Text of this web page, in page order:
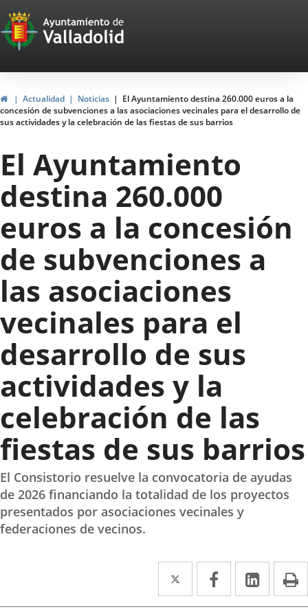
Portal
Web
del
Ayuntamiento
de
Valladolid
InicioActualidad Noticias
El Ayuntamiento destina 260.000 euros a la
concesión de subvenciones a las asociaciones vecinales para el desarrollo de
sus actividades y la celebración de las fiestas de sus barrios
El Ayuntamiento
destina 260.000
euros a la concesión
de subvenciones a
las asociaciones
vecinales para el
desarrollo de sus
actividades y la
celebración de las
fiestas de sus barrios
El Consistorio resuelve la convocatoria de ayudas
de 2026 financiando la totalidad de los proyectos
presentados por asociaciones vecinales y
federaciones de vecinos.
Twitter
Enlace
a
Facebook
Enlace
a
Enlace
a